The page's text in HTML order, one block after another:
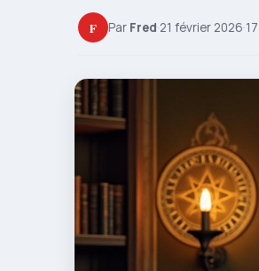
F Par Fred·21 février 2026·